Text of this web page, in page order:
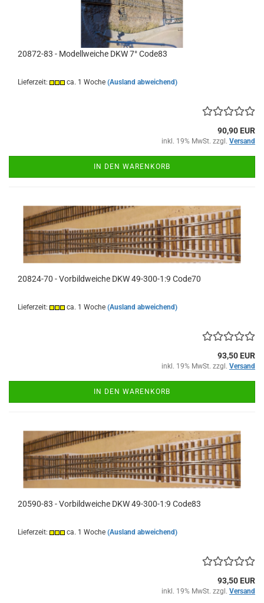
20872-83 - Modellweiche DKW 7° Code83
Lieferzeit: ca. 1 Woche (Ausland abweichend)
90,90 EUR
inkl. 19% MwSt. zzgl. Versand
IN DEN WARENKORB
20824-70 - Vorbildweiche DKW 49-300-1:9 Code70
Lieferzeit: ca. 1 Woche (Ausland abweichend)
93,50 EUR
inkl. 19% MwSt. zzgl. Versand
IN DEN WARENKORB
20590-83 - Vorbildweiche DKW 49-300-1:9 Code83
Lieferzeit: ca. 1 Woche (Ausland abweichend)
93,50 EUR
inkl. 19% MwSt. zzgl. Versand